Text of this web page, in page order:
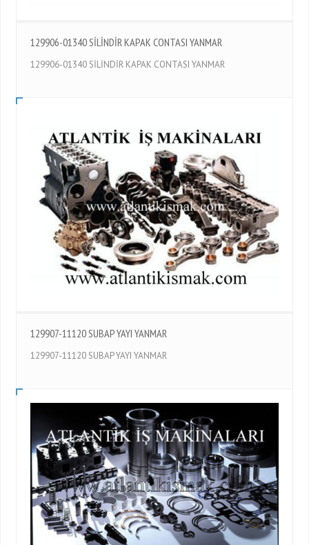
129906-01340 SİLİNDİR KAPAK CONTASI YANMAR
129906-01340 SİLİNDİR KAPAK CONTASI YANMAR
129907-11120 SUBAP YAYI YANMAR
129907-11120 SUBAP YAYI YANMAR